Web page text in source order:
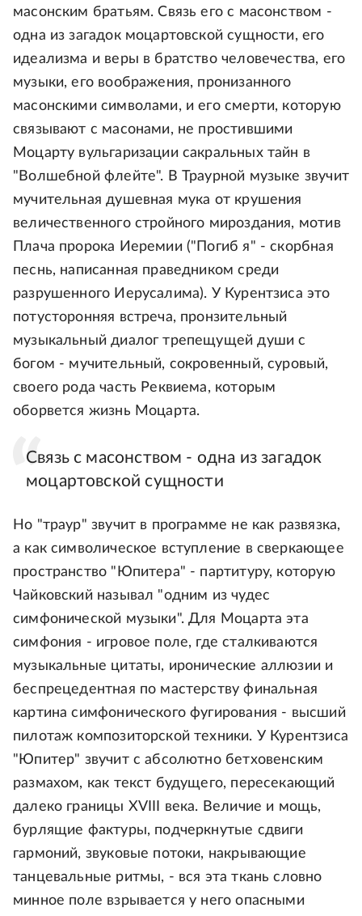
масонским братьям. Связь его с масонством -
одна из загадок моцартовской сущности, его
идеализма и веры в братство человечества, его
музыки, его воображения, пронизанного
масонскими символами, и его смерти, которую
связывают с масонами, не простившими
Моцарту вульгаризации сакральных тайн в
"Волшебной флейте". В Траурной музыке звучит
мучительная душевная мука от крушения
величественного стройного мироздания, мотив
Плача пророка Иеремии ("Погиб я" - скорбная
песнь, написанная праведником среди
разрушенного Иерусалима). У Курентзиса это
потусторонняя встреча, пронзительный
музыкальный диалог трепещущей души с
богом - мучительный, сокровенный, суровый,
своего рода часть Реквиема, которым
оборвется жизнь Моцарта.
Связь с масонством - одна из загадок
моцартовской сущности
Но "траур" звучит в программе не как развязка,
а как символическое вступление в сверкающее
пространство "Юпитера" - партитуру, которую
Чайковский называл "одним из чудес
симфонической музыки". Для Моцарта эта
симфония - игровое поле, где сталкиваются
музыкальные цитаты, иронические аллюзии и
беспрецедентная по мастерству финальная
картина симфонического фугирования - высший
пилотаж композиторской техники. У Курентзиса
"Юпитер" звучит с абсолютно бетховенским
размахом, как текст будущего, пересекающий
далеко границы XVIII века. Величие и мощь,
бурлящие фактуры, подчеркнутые сдвиги
гармоний, звуковые потоки, накрывающие
танцевальные ритмы, - вся эта ткань словно
минное поле взрывается у него опасными